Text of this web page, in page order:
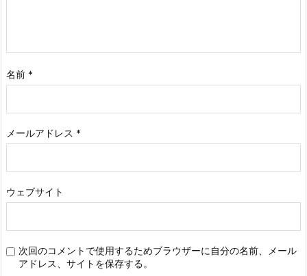
名前 *
メールアドレス *
ウェブサイト
次回のコメントで使用するためブラウザーに自分の名前、メール
アドレス、サイトを保存する。